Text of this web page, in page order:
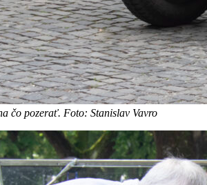
čo pozerať. Foto: Stanislav Vavro